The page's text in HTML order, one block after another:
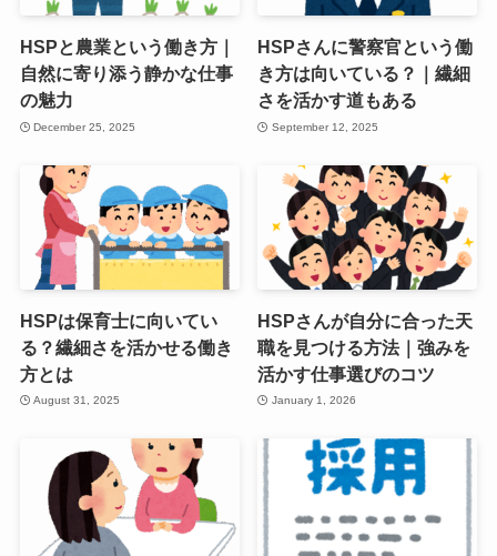
HSPと農業という働き方｜
自然に寄り添う静かな仕事
の魅力
December 25, 2025
HSPさんに警察官という働
き方は向いている？｜繊細
さを活かす道もある
September 12, 2025
HSPは保育士に向いてい
る？繊細さを活かせる働き
方とは
August 31, 2025
HSPさんが自分に合った天
職を見つける方法｜強みを
活かす仕事選びのコツ
January 1, 2026